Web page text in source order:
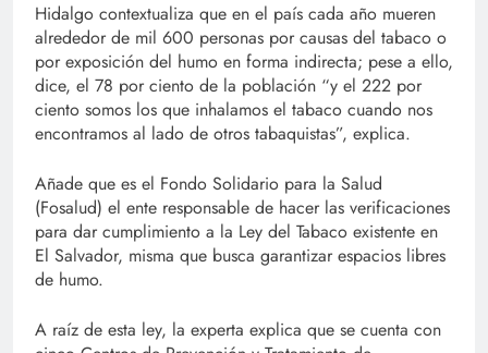
Hidalgo contextualiza que en el país cada año mueren
alrededor de mil 600 personas por causas del tabaco o
por exposición del humo en forma indirecta; pese a ello,
dice, el 78 por ciento de la población “y el 222 por
ciento somos los que inhalamos el tabaco cuando nos
encontramos al lado de otros tabaquistas”, explica.
Añade que es el Fondo Solidario para la Salud
(Fosalud) el ente responsable de hacer las verificaciones
para dar cumplimiento a la Ley del Tabaco existente en
El Salvador, misma que busca garantizar espacios libres
de humo.
A raíz de esta ley, la experta explica que se cuenta con